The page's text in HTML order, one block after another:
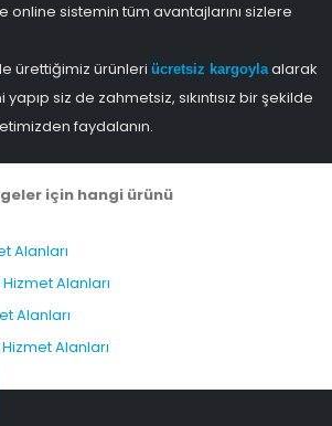
online sistemin tüm avantajlarını sizlere
ürettiğimiz ürünleri ücretsiz kargoylaalarak
siz de zahmetsiz, sıkıntısız bir şekilde
faydalanın.
için hangi ürünü
Alanları
Alanları
Alanları
Alanları